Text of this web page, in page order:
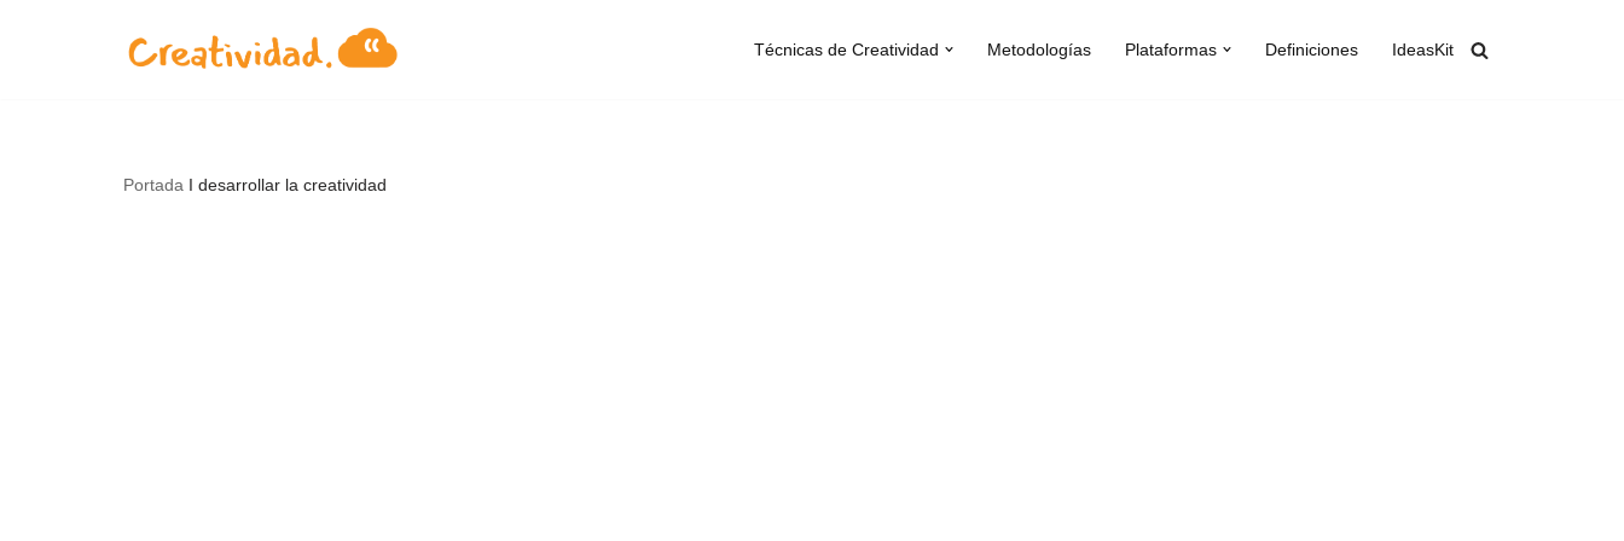
Técnicas de Creatividad Metodologías Plataformas Definiciones IdeasKit
Portada I desarrollar la creatividad